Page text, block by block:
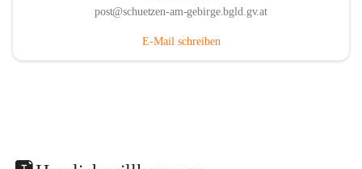
post@schuetzen-am-gebirge.bgld.gv.at
E-Mail schreiben